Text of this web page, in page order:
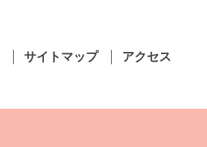
サイトマップ アクセス